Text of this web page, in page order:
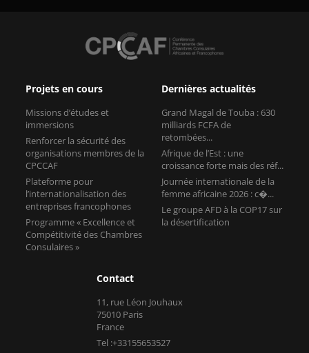
Projets en cours
Missions d’études et
immersions
Renforcer la sécurité des
organisations membres de la
CPCCAF
Plateforme pour
l’internationalisation des
entreprises francophones
Programme « Excellence et
Compétitivité des Chambres
Consulaires »
Dernières actualités
Grand Magal de Touba : 630
milliards FCFA de
retombées...
Afrique de l’Est : une
croissance forte mais des réf...
Journée internationale de la
femme africaine 2026 : c�...
Le groupe AFD à la COP17 sur
la désertification
Contact
11, rue Léon Jouhaux
75010 Paris
France
Tel :+33155653527